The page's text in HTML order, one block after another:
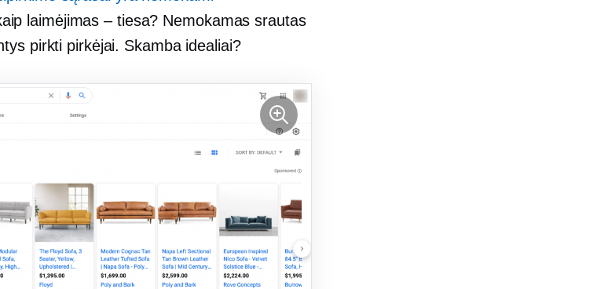
laimėjimas – tiesa? Nemokamas srautas
pirkti pirkėjai. Skamba idealiai?